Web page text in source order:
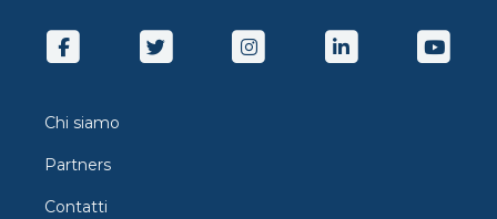
Chi siamo
Partners
Contatti